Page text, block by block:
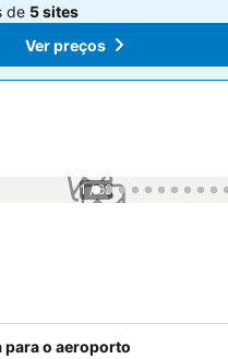
de 5 sites
Ver preços
de 5 sites
Ver preços
1 / 69
para o aeroporto